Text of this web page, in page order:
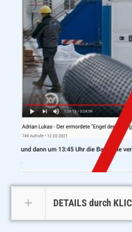
DETAILS durch